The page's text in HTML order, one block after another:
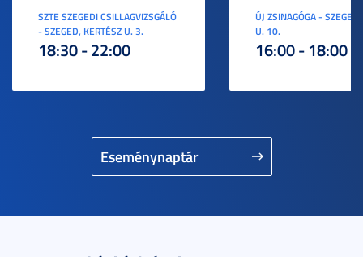
Eseménynaptár
SZTE SZEGEDI CSILLAGVIZSGÁLÓ
- SZEGED, KERTÉSZ U. 3.
18:30 - 22:00
ÚJ ZSINAGÓGA -
U. 10.
16:00 - 18:00